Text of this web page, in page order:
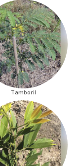
Tamboril